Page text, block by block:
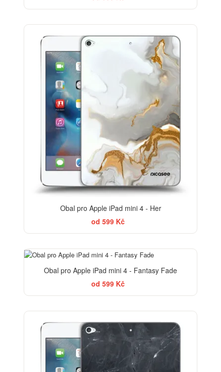
Obal pro Apple iPad mini 4 - Her
od 599 Kč
Obal pro Apple iPad mini 4 - Fantasy Fade
od 599 Kč